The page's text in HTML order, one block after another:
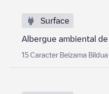
Surface
Albergue ambiental de
15 Caracter Beizama